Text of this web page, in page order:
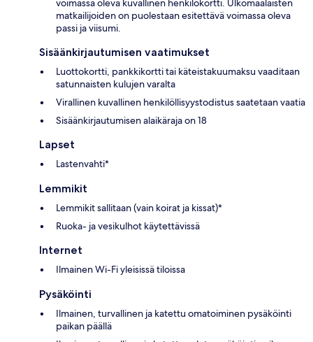
voimassa oleva kuvallinen henkilökortti. Ulkomaalaisten
matkailijoiden on puolestaan esitettävä voimassa oleva
passi ja viisumi.
Sisäänkirjautumisen vaatimukset
Luottokortti, pankkikortti tai käteistakuumaksu vaaditaan
satunnaisten kulujen varalta
Virallinen kuvallinen henkilöllisyystodistus saatetaan vaatia
Sisäänkirjautumisen alaikäraja on 18
Lapset
Lastenvahti*
Lemmikit
Lemmikit sallitaan (vain koirat ja kissat)*
Ruoka- ja vesikulhot käytettävissä
Internet
Ilmainen Wi-Fi yleisissä tiloissa
Pysäköinti
Ilmainen, turvallinen ja katettu omatoiminen pysäköinti
paikan päällä